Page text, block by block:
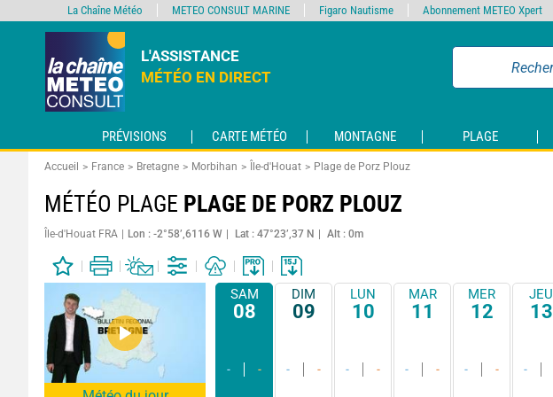
L'ASSISTANCE
MÉTÉO EN DIRECT
PRÉVISIONS CARTE MÉTÉO MONTAGNE PLAGE
Accueil France Bretagne Morbihan Île-d'Houat Plage de Porz Plouz
MÉTÉO PLAGE PLAGE DE PORZ PLOUZ
Île-d'Houat FRA Lon : -2°58’,6116 W Lat : 47°23’,37 N Alt : 0m
SAM
08
- -
DIM
09
- -
LUN
10
- -
MAR
11
- -
MER
12
- -
JEU
13
-
La Chaîne Météo METEO CONSULT MARINE Figaro Nautisme Abonnement METEO Xpert